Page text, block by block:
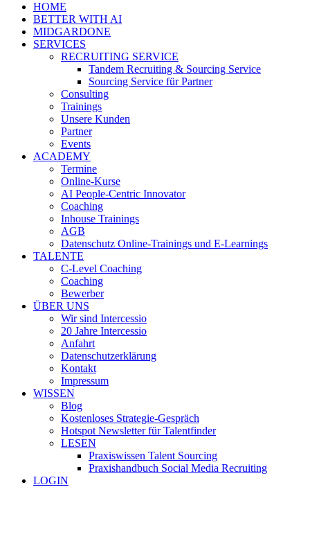
HOME
BETTER WITH AI
MIDGARDONE
SERVICES
RECRUITING SERVICE
Tandem Recruiting & Sourcing Service
Sourcing Service für Partner
Consulting
Trainings
Unsere Kunden
Partner
Events
ACADEMY
Termine
Online-Kurse
AI People-Centric Innovator
Coaching
Inhouse Trainings
AGB
Datenschutz Online-Trainings und E-Learnings
TALENTE
C-Level Coaching
Coaching
Bewerber
ÜBER UNS
Wir sind Intercessio
20 Jahre Intercessio
Anfahrt
Datenschutzerklärung
Kontakt
Impressum
WISSEN
Blog
Kostenloses Strategie-Gespräch
Hotspot Newsletter für Talentfinder
LESEN
Praxiswissen Talent Sourcing
Praxishandbuch Social Media Recruiting
LOGIN